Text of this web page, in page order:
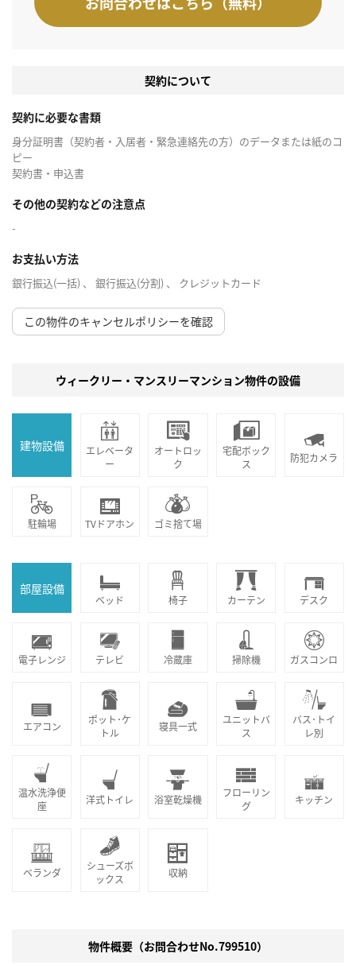
契約について
契約に必要な書類
身分証明書（契約者・入居者・緊急連絡先の方）のデータまたは紙のコ
ピー
契約書・申込書
その他の契約などの注意点
-
お支払い方法
銀行振込(一括) 、 銀行振込(分割) 、 クレジットカード
この物件のキャンセルポリシーを確認
ウィークリー・マンスリーマンション物件の設備
建物設備
エレベータ
ー
オートロッ
ク
宅配ボック
ス
防犯カメラ
駐輪場 TVドアホン ゴミ捨て場
部屋設備
ベッド 椅子 カーテン デスク
電子レンジ テレビ 冷蔵庫 掃除機 ガスコンロ
エアコン
ポット･ケ
トル
寝具一式
ユニットバ
ス
バス･トイ
レ別
温水洗浄便
座
洋式トイレ 浴室乾燥機
フローリン
グ
キッチン
ベランダ
シューズボ
ックス
収納
物件概要（お問合わせNo.799510）